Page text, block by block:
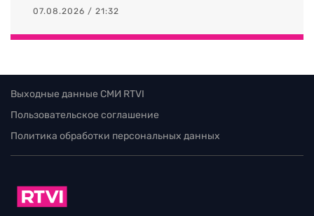
07.08.2026 / 21:32
Выходные данные СМИ RTVI
Пользовательское соглашение
Политика обработки персональных данных